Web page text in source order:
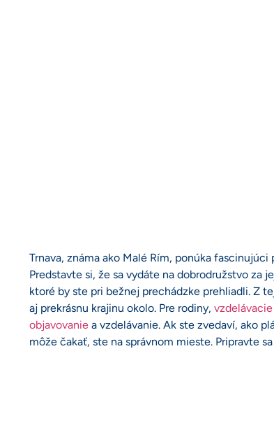
Trnava, známa ako Malé Rím, ponúka
Predstavte si, že sa vydáte na dobrodružstvo za
ktoré by ste pri bežnej prechádzke prehliadli. Z
aj prekrásnu krajinu okolo. Pre rodiny,
objavovanie a vzdelávanie. Ak ste zvedaví, ako
môže čakať, ste na správnom mieste. Pripravte